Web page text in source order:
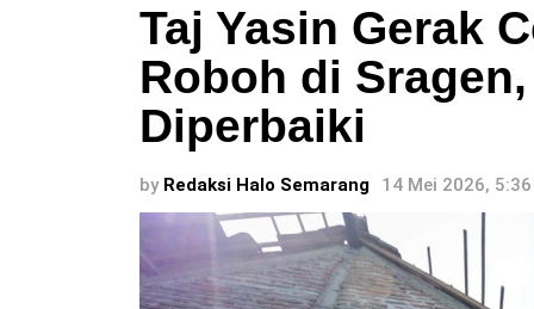
Taj Yasin Gerak
Roboh di
Diperbaiki
by Redaksi Halo Semarang 14 Mei 2026,